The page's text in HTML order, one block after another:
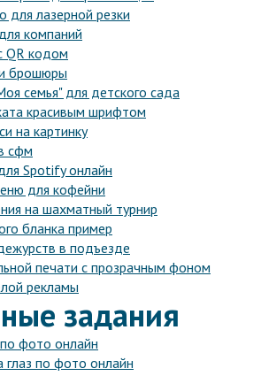
для лазерной резки
компаний
QR кодом
брошюры
семья" для детского сада
красивым шрифтом
на картинку
сфм
Spotify онлайн
для кофейни
на шахматный турнир
бланка пример
в подъезде
печати с прозрачным фоном
рекламы
задания
фото онлайн
по фото онлайн